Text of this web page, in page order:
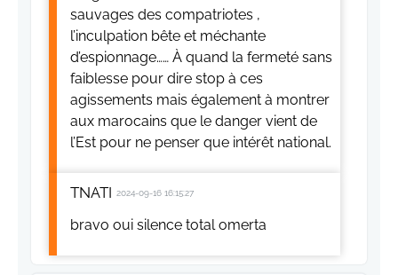
sauvages des compatriotes ,
l’inculpation bête et méchante
d’espionnage…… À quand la fermeté sans
faiblesse pour dire stop à ces
agissements mais également à montrer
aux marocains que le danger vient de
l’Est pour ne penser que intérêt national.
TNATI 2024-09-16 16:15:27
bravo oui silence total omerta